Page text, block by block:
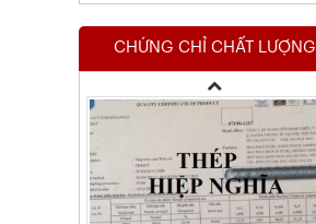
CHỨNG CHỈ CHẤT LƯỢNG